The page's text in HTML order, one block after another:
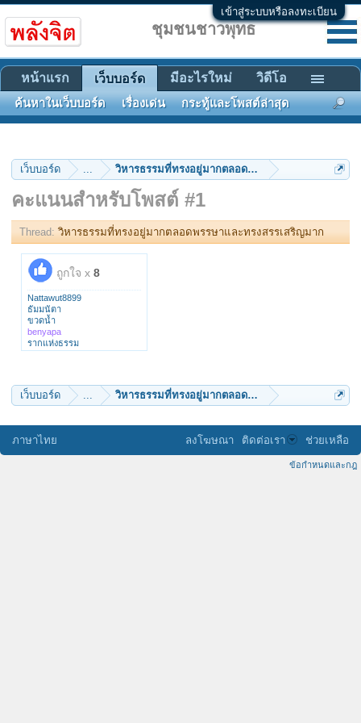
เข้าสู่ระบบหรือลงทะเบียน
เว็บบอร์ด ... วิหารธรรมที่ทรงอยู่มากตลอดพรรษาและทรงสรรเสริญ
คะแนนสำหรับโพสต์ #1
Thread: วิหารธรรมที่ทรงอยู่มากตลอดพรรษาและทรงสรรเสริญมาก
ถูกใจ x 8
Nattawut8899
ธัมมนัตา
ขวดน้ำ
benyapa
รากแห่งธรรม
datchanee
เว็บบอร์ด ... วิหารธรรมที่ทรงอยู่มากตลอดพรรษาและทรงสรรเสริญ
ชุมชนชาวพุทธ
หน้าแรก เว็บบอร์ด
ค้นหาในเว็บบอร์ด เรื่องเด่น กระทู้และโพสต์ล่าสุด
มีอะไรใหม่ วิดีโอ
ภาษาไทย ลงโฆษณา ติดต่อเรา ช่วยเหลือ
ข้อกำหนดและกฎ